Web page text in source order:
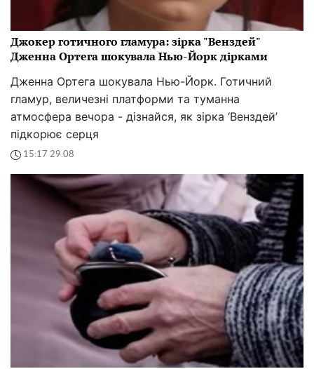
Джокер готичного гламура: зірка "Венздей"
Дженна Ортега шокувала Нью-Йорк дірками
Дженна Ортега шокувала Нью-Йорк. Готичний
гламур, величезні платформи та туманна
атмосфера вечора - дізнайся, як зірка ‘Венздей’
підкорює серця
15:17 29.08